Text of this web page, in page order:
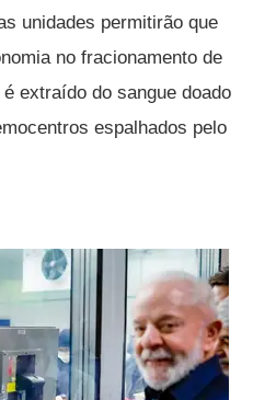
unidades permitirão que
no fracionamento de
extraído do sangue doado
espalhados pelo